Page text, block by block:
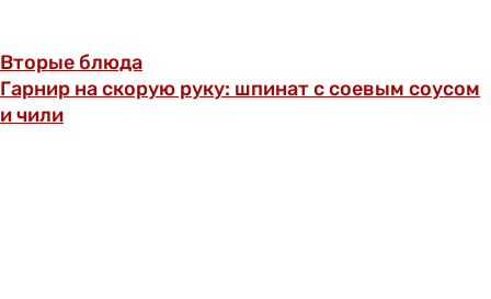
Вторые блюда
Гарнир на скорую руку: шпинат с соевым соусом
и чили